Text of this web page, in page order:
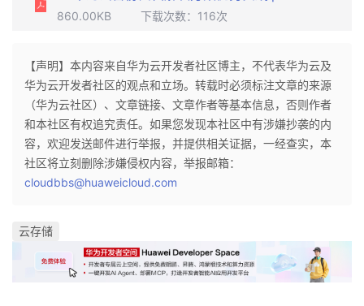
证
实
验
的
收
藏
持
建
议
860.00KB 下载次数： 116次
【声明】本内容来自华为云开发者社区博主，不代表华为云及
华为云开发者社区的观点和立场。转载时必须标注文章的来源
（华为云社区）、文章链接、文章作者等基本信息，否则作者
和本社区有权追究责任。如果您发现本社区中有涉嫌抄袭的内
容，欢迎发送邮件进行举报，并提供相关证据，一经查实，本
社区将立刻删除涉嫌侵权内容，举报邮箱：
cloudbbs@huaweicloud.com
云存储